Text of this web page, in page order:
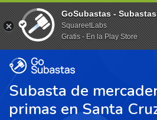
Subasta de
primas en Santa
GoSubastas -
SquareetLabs
Gratis - En la Play Store